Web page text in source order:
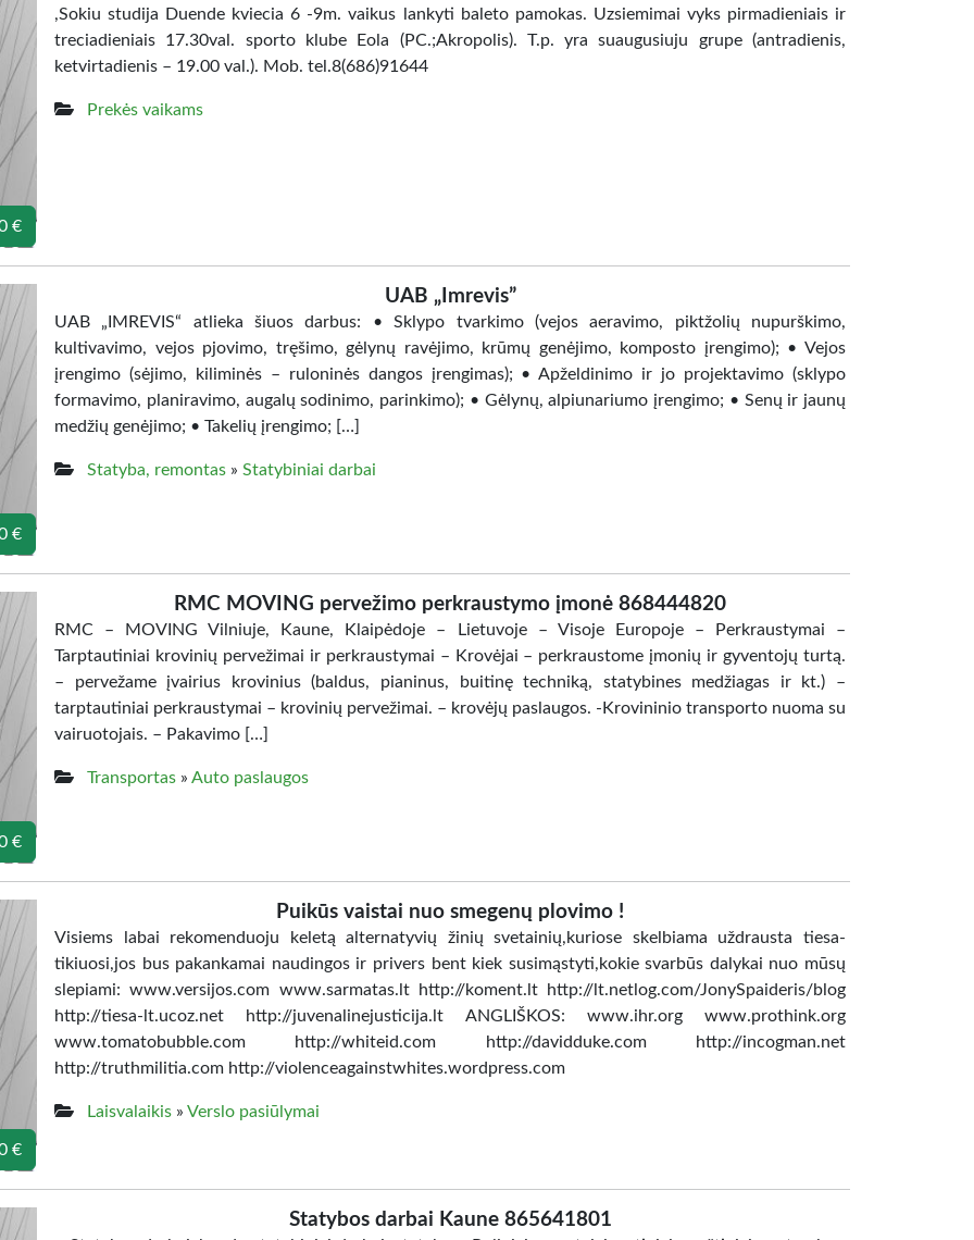
€
,Sokiu studija Duende kviecia 6 -9m. vaikus lankyti baleto pamokas. Uzsiemimai vyks pirmadieniais ir
treciadieniais 17.30val. sporto klube Eola (PC.;Akropolis). T.p. yra suaugusiuju grupe (antradienis,
ketvirtadienis – 19.00 val.). Mob. tel.8(686)91644
Prekės vaikams
€
UAB „Imrevis”
UAB „IMREVIS“ atlieka šiuos darbus: • Sklypo tvarkimo (vejos aeravimo, piktžolių nupurškimo,
kultivavimo, vejos pjovimo, tręšimo, gėlynų ravėjimo, krūmų genėjimo, komposto įrengimo); • Vejos
įrengimo (sėjimo, kiliminės – ruloninės dangos įrengimas); • Apželdinimo ir jo projektavimo (sklypo
formavimo, planiravimo, augalų sodinimo, parinkimo); • Gėlynų, alpiunariumo įrengimo; • Senų ir jaunų
medžių genėjimo; • Takelių įrengimo; […]
Statyba, remontas » Statybiniai darbai
€
RMC MOVING pervežimo perkraustymo įmonė 868444820
RMC – MOVING Vilniuje, Kaune, Klaipėdoje – Lietuvoje – Visoje Europoje – Perkraustymai –
Tarptautiniai krovinių pervežimai ir perkraustymai – Krovėjai – perkraustome įmonių ir gyventojų turtą.
– pervežame įvairius krovinius (baldus, pianinus, buitinę techniką, statybines medžiagas ir kt.) –
tarptautiniai perkraustymai – krovinių pervežimai. – krovėjų paslaugos. -Krovininio transporto nuoma su
vairuotojais. – Pakavimo […]
Transportas » Auto paslaugos
€
Puikūs vaistai nuo smegenų plovimo !
Visiems labai rekomenduoju keletą alternatyvių žinių svetainių,kuriose skelbiama uždrausta tiesa-
tikiuosi,jos bus pakankamai naudingos ir privers bent kiek susimąstyti,kokie svarbūs dalykai nuo mūsų
slepiami: www.versijos.com www.sarmatas.lt http://koment.lt http://lt.netlog.com/JonySpaideris/blog
http://tiesa-lt.ucoz.net http://juvenalinejusticija.lt ANGLIŠKOS: www.ihr.org www.prothink.org
www.tomatobubble.com http://whiteid.com http://davidduke.com http://incogman.net
http://truthmilitia.com http://violenceagainstwhites.wordpress.com
Laisvalaikis » Verslo pasiūlymai
Statybos darbai Kaune 865641801